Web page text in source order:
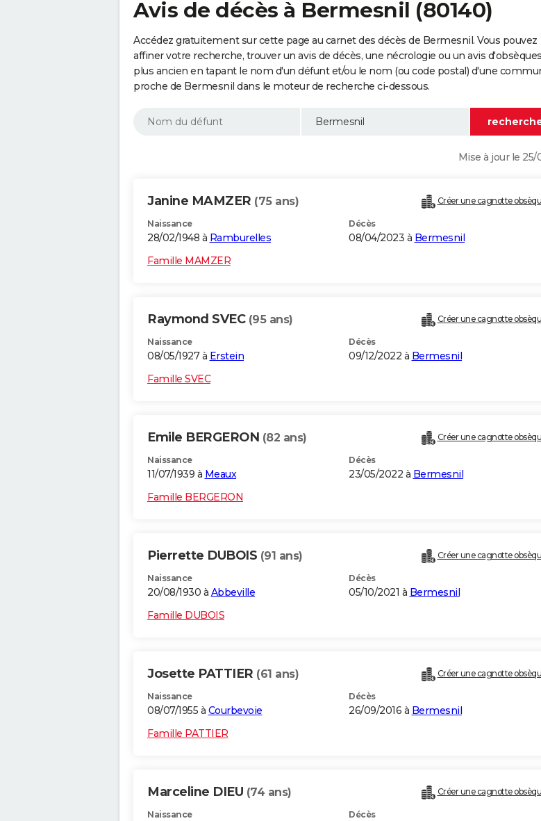
Avis de décès à Bermesnil (80140)
Accédez gratuitement sur cette page au carnet des décès de Bermesnil. Vous pouvez
affiner votre recherche, trouver un avis de décès, une nécrologie ou un avis d'obsèques
plus ancien en tapant le nom d'un défunt et/ou le nom (ou code postal) d'une
proche de Bermesnil dans le moteur de recherche ci-dessous.
Mise à jour le 25/
Janine MAMZER (75 ans) Créer une cagnotte
Naissance
28/02/1948 à Ramburelles
Décès
08/04/2023 à Bermesnil
Famille MAMZER
Raymond SVEC (95 ans) Créer une cagnotte
Naissance
08/05/1927 à Erstein
Décès
09/12/2022 à Bermesnil
Famille SVEC
Emile BERGERON (82 ans) Créer une cagnotte
Naissance
11/07/1939 à Meaux
Décès
23/05/2022 à Bermesnil
Famille BERGERON
Pierrette DUBOIS (91 ans) Créer une cagnotte
Naissance
20/08/1930 à Abbeville
Décès
05/10/2021 à Bermesnil
Famille DUBOIS
Josette PATTIER (61 ans) Créer une cagnotte
Naissance
08/07/1955 à Courbevoie
Décès
26/09/2016 à Bermesnil
Famille PATTIER
Marceline DIEU (74 ans) Créer une cagnotte
Naissance Décès